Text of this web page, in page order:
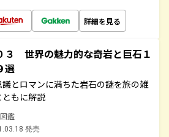
詳細を見る
３ 世界の魅力的な奇岩と巨石１
選
議とロマンに満ちた岩石の謎を旅の雑
ともに解説
鑑
発売